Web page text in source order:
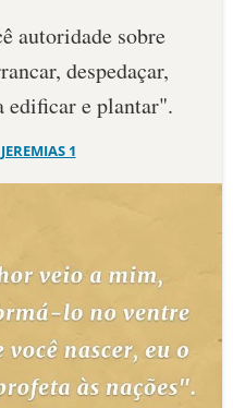
autoridade sobre
despedaçar,
edificar e plantar".
JEREMIAS 1